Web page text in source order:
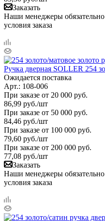
Заказать
Наши менеджеры
условия заказа
Ручка дверная SOLLER 254
Ожидается поставка
Арт.: 108-006
При заказе от 20 000 руб.
86,99 руб./шт
При заказе от 50 000 руб.
84,46 руб./шт
При заказе от 100 000 руб.
79,60 руб./шт
При заказе от 200 000 руб.
77,08 руб./шт
Заказать
Наши менеджеры
условия заказа